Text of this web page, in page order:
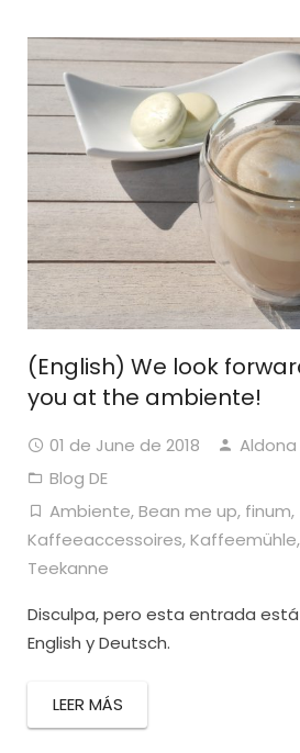
(English) We look
you at the ambiente!
01 de June de 2018
Aldona
Blog DE
Ambiente,Bean me up, finum,
Kaffeeaccessoires,Kaffeemühle,
Teekanne
Disculpa, pero esta entrada
English y Deutsch.
LEER MÁS